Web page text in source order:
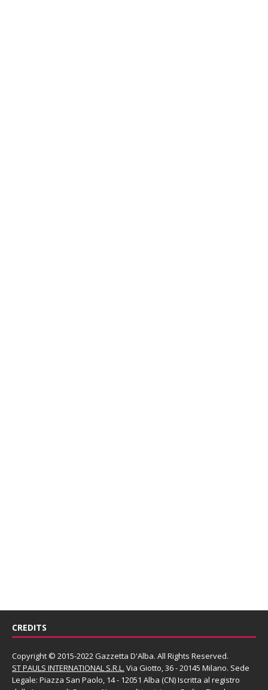
CREDITS
Copyright © 2015-2022 Gazzetta D'Alba. All Rights Reserved.
ST PAULS INTERNATIONAL S.R.L. Via Giotto, 36 - 20145 Milano. Sede
Legale: Piazza San Paolo, 14 - 12051 Alba (CN) Iscritta al registro